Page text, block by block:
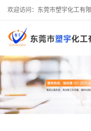
欢迎访问：东莞市塑宇化工有限